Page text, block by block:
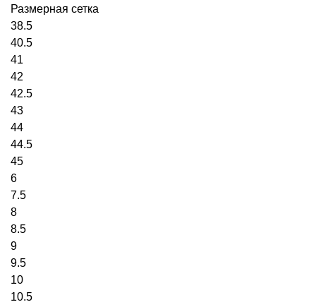
Размерная сетка
38.5
40.5
41
42
42.5
43
44
44.5
45
6
7.5
8
8.5
9
9.5
10
10.5